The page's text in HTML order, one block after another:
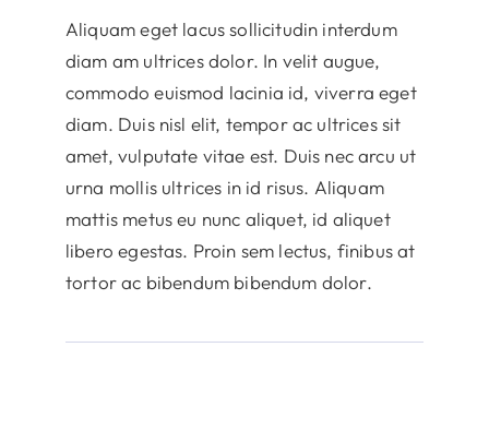
Aliquam eget lacus sollicitudin interdum
diam am ultrices dolor. In velit augue,
commodo euismod lacinia id, viverra eget
diam. Duis nisl elit, tempor ac ultrices sit
amet, vulputate vitae est. Duis nec arcu ut
urna mollis ultrices in id risus. Aliquam
mattis metus eu nunc aliquet, id aliquet
libero egestas. Proin sem lectus, finibus at
tortor ac bibendum bibendum dolor.